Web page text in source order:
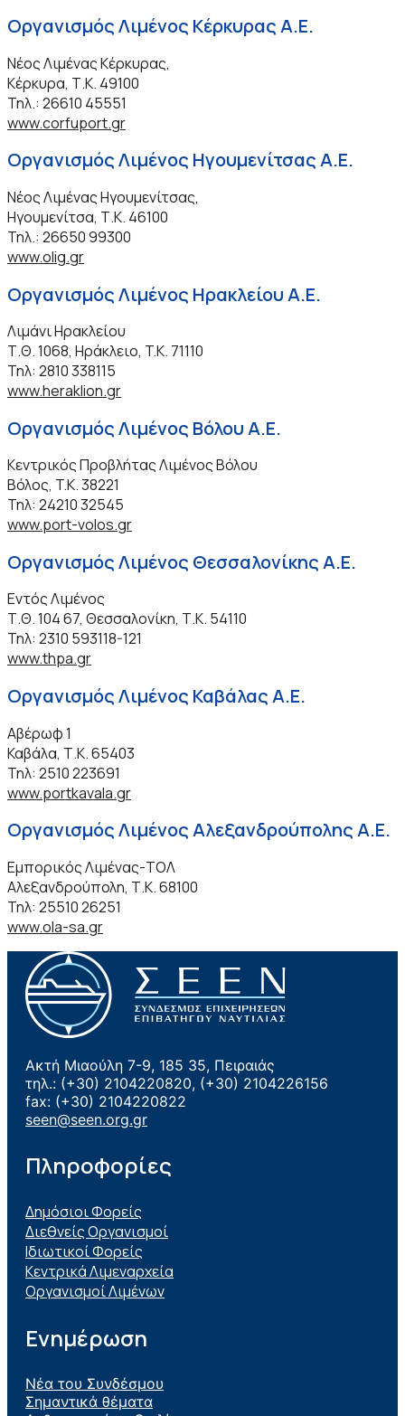
Οργανισμός Λιμένος Κέρκυρας Α.Ε.
Νέος Λιμένας Κέρκυρας,
Κέρκυρα, Τ.Κ. 49100
Τηλ.: 26610 45551
www.corfuport.gr
Οργανισμός Λιμένος Ηγουμενίτσας Α.Ε.
Νέος Λιμένας Ηγουμενίτσας,
Ηγουμενίτσα, Τ.Κ. 46100
Τηλ.: 26650 99300
www.olig.gr
Οργανισμός Λιμένος Ηρακλείου Α.Ε.
Λιμάνι Ηρακλείου
Τ.Θ. 1068, Ηράκλειο, T.K. 71110
Τηλ: 2810 338115
www.heraklion.gr
Οργανισμός Λιμένος Βόλου Α.Ε.
Κεντρικός Προβλήτας Λιμένος Βόλου
Βόλος, T.K. 38221
Τηλ: 24210 32545
www.port-volos.gr
Οργανισμός Λιμένος Θεσσαλονίκης Α.Ε.
Εντός Λιμένος
Τ.Θ. 104 67, Θεσσαλονίκη, Τ.Κ. 54110
Τηλ: 2310 593118-121
www.thpa.gr
Οργανισμός Λιμένος Καβάλας Α.Ε.
Αβέρωφ 1
Καβάλα, Τ.Κ. 65403
Τηλ: 2510 223691
www.portkavala.gr
Οργανισμός Λιμένος Αλεξανδρούπολης Α.Ε.
Εμπορικός Λιμένας-ΤΟΛ
Αλεξανδρούπολη, Τ.Κ. 68100
Τηλ: 25510 26251
www.ola-sa.gr
Ακτή Μιαούλη 7-9, 185 35, Πειραιάς
τηλ.: (+30) 2104220820, (+30) 2104226156
fax: (+30) 2104220822
seen@seen.org.gr
Πληροφορίες
Δημόσιοι Φορείς
Διεθνείς Οργανισμοί
Ιδιωτικοί Φορείς
Κεντρικά Λιμεναρχεία
Οργανισμοί Λιμένων
Ενημέρωση
Νέα του Συνδέσμου
Σημαντικά θέματα